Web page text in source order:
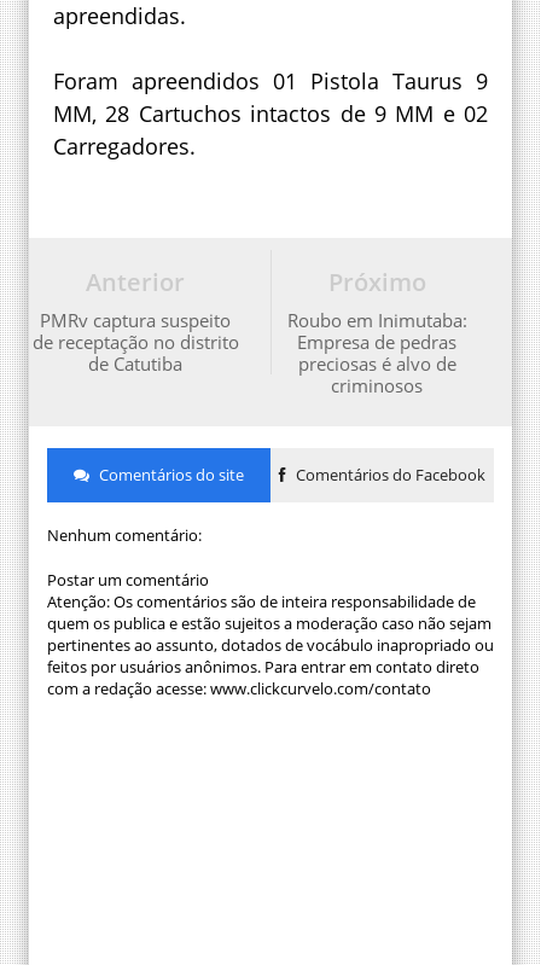
apreendidas.
Foram apreendidos 01 Pistola Taurus 9
MM, 28 Cartuchos intactos de 9 MM e 02
Carregadores.
Próximo
Roubo em Inimutaba:
Empresa de pedras
preciosas é alvo de
criminosos
Anterior
PMRv captura suspeito
de receptação no distrito
de Catutiba
Comentários do site Comentários do Facebook
Nenhum comentário:
Postar um comentário
Atenção: Os comentários são de inteira responsabilidade de
quem os publica e estão sujeitos a moderação caso não sejam
pertinentes ao assunto, dotados de vocábulo inapropriado ou
feitos por usuários anônimos. Para entrar em contato direto
com a redação acesse: www.clickcurvelo.com/contato